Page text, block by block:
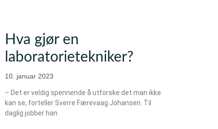
Hva gjør en
laboratorietekniker?
10. januar 2023
– Det er veldig spennende å utforske det man ikke
kan se, forteller Sverre Færevaag Johansen. Til
daglig jobber han